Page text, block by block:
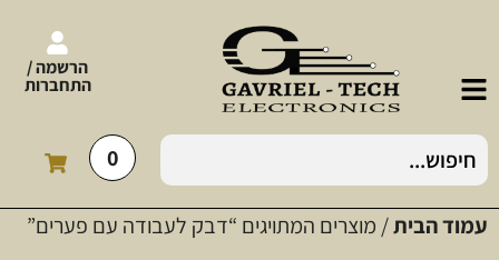
הרשמה /
התחברות
0
עמוד הבית/ מוצרים המתויגים “דבק לעבודה עם פערים”